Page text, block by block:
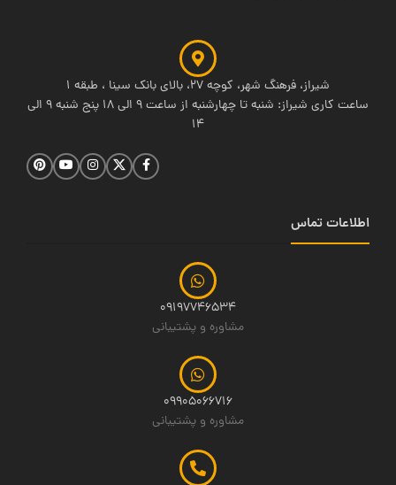
شیراز، فرهنگ شهر، کوچه 27، بالای بانک سینا ، طبقه 1
ساعت کاری شیراز: شنبه تا چهارشنبه از ساعت 9 الی 18 پنج شنبه 9 الی
14
اطلاعات تماس
09197746534
مشاوره و پشتیبانی
09905066716
مشاوره و پشتیبانی